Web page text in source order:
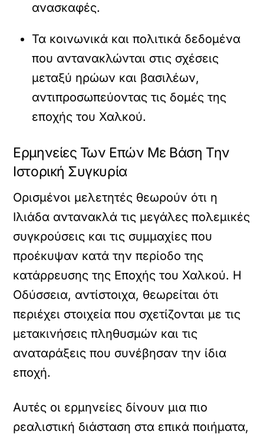
ανασκαφές.
Τα κοινωνικά και πολιτικά δεδομένα
που αντανακλώνται στις σχέσεις
μεταξύ ηρώων και βασιλέων,
αντιπροσωπεύοντας τις δομές της
εποχής του Χαλκού.
Ερμηνείες Των Επών Με Βάση Την
Ιστορική Συγκυρία
Ορισμένοι μελετητές θεωρούν ότι η
Ιλιάδα αντανακλά τις μεγάλες πολεμικές
συγκρούσεις και τις συμμαχίες που
προέκυψαν κατά την περίοδο της
κατάρρευσης της Εποχής του Χαλκού. Η
Οδύσσεια, αντίστοιχα, θεωρείται ότι
περιέχει στοιχεία που σχετίζονται με τις
μετακινήσεις πληθυσμών και τις
αναταράξεις που συνέβησαν την ίδια
εποχή.
Αυτές οι ερμηνείες δίνουν μια πιο
ρεαλιστική διάσταση στα επικά ποιήματα,